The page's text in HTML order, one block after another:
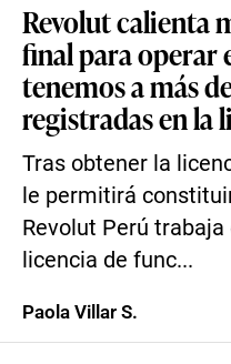
Revolut calienta
final para operar
tenemos a más
registradas en la
Tras obtener la
le permitirá
Revolut Perú
licencia de func...
Paola Villar S.